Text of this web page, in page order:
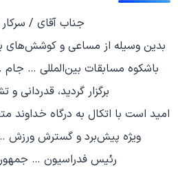
جناب آقای /
بدین وسیله از مساعی و کوشش‌های
باشکوه مسابقات بین‌المللی …
برگزار گردید، قدردانی
امید است با اتکال به درگاه خداوند
ویژه پیش‌برد و گسترش ورزش
رئیس فدراسیون …